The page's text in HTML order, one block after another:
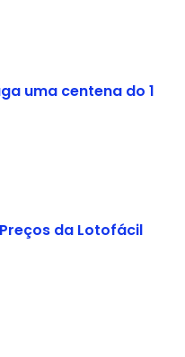
uma centena do 1
da Lotofácil